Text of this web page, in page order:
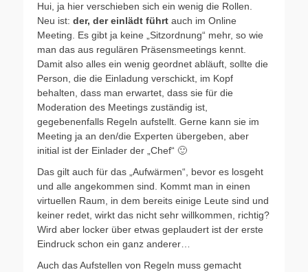
Hui, ja hier verschieben sich ein wenig die Rollen.
Neu ist: der, der einlädt führt auch im Online
Meeting. Es gibt ja keine „Sitzordnung“ mehr, so wie
man das aus regulären Präsensmeetings kennt.
Damit also alles ein wenig geordnet abläuft, sollte die
Person, die die Einladung verschickt, im Kopf
behalten, dass man erwartet, dass sie für die
Moderation des Meetings zuständig ist,
gegebenenfalls Regeln aufstellt. Gerne kann sie im
Meeting ja an den/die Experten übergeben, aber
initial ist der Einlader der „Chef“ 🙂
Das gilt auch für das „Aufwärmen“, bevor es losgeht
und alle angekommen sind. Kommt man in einen
virtuellen Raum, in dem bereits einige Leute sind und
keiner redet, wirkt das nicht sehr willkommen, richtig?
Wird aber locker über etwas geplaudert ist der erste
Eindruck schon ein ganz anderer…
Auch das Aufstellen von Regeln muss gemacht